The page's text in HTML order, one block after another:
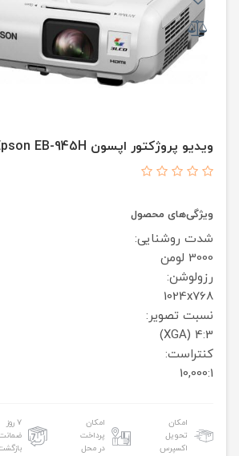
ویدیو پروژکتور اپسون Epson EB-945H
ویژگی‌های محصول
شدت روشنایی:
3000 لومن
رزولوشن:
1024x768
نسبت تصویر:
4:3 (XGA)
کنتراست:
10,000:1
امکان
تحویل
اکسپرس
امکان
پرداخت
در محل
۷ روز